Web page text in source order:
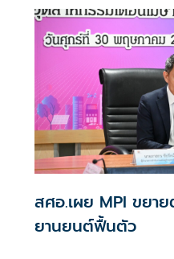
สศอ.เผย MPI ขยา
ยานยนต์ฟื้นตัว